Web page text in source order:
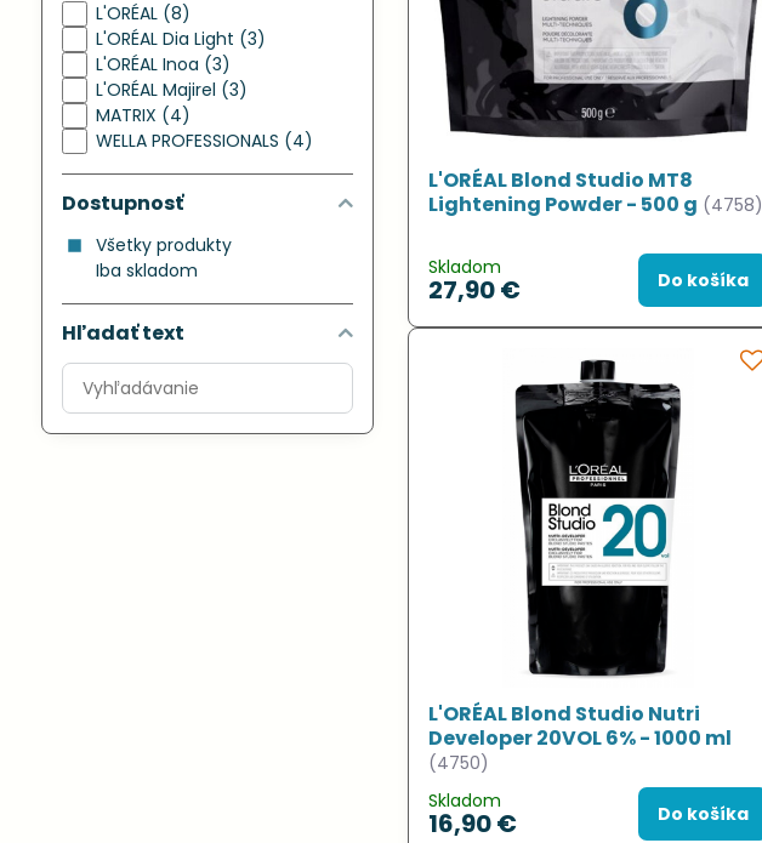
L'ORÉAL Blond Studio MT8
Lightening Powder - 500 g (4758)
Skladom
27,90 € Do košíka
L'ORÉAL Blond Studio Nutri
Developer 20VOL 6% - 1000 ml
(4750)
Skladom
16,90 € Do košíka
L'ORÉAL (8)
L'ORÉAL Dia Light (3)
L'ORÉAL Inoa (3)
L'ORÉAL Majirel (3)
MATRIX (4)
WELLA PROFESSIONALS (4)
Dostupnosť
Všetky produkty
Iba skladom
Hľadať text
Prehľadať
výsledky
filtra